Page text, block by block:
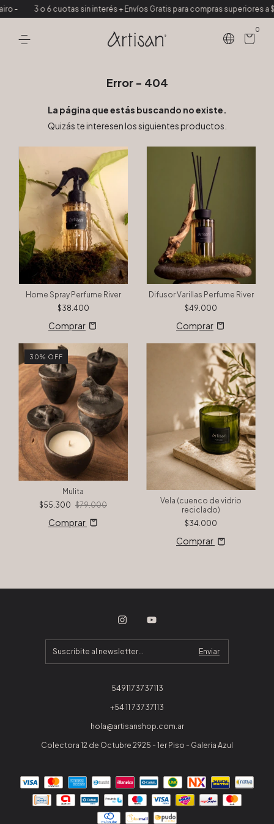
- 3 o 6 cuotas sin interés + Envíos Gratis para compras superiores a
0
Error - 404
La página que estás buscando no existe.
Quizás te interesen los siguientes productos.
Home Spray Perfume River
$38.400
Difusor Varillas Perfume River
$49.000
30% OFF
Mulita
$55.300 $79.000
Comprar
Vela (cuenco de vidrio
reciclado)
$34.000
Comprar
5491173737113
+54 11 73737113
hola@artisanshop.com.ar
Colectora 12 de Octubre 2925 - 1er Piso - Galeria Azul